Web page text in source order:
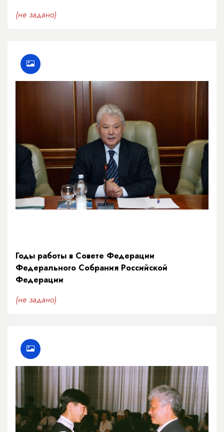
(не задано)
Годы работы в Совете Федерации
Федерального Собрания Российской
Федерации
(не задано)